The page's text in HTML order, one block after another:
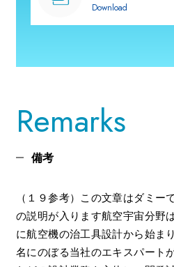
Download
Remarks
備考
（１９参考）この文章はダミー
の説明が入ります航空宇宙分野
に航空機の治工具設計から始ま
名にのぼる当社のエキスパート